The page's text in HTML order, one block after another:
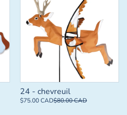
24 - chevreuil
$75.00 CAD$80.00 CAD